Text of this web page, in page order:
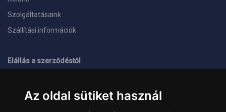
Az oldal sütiket használ
Szolgáltatásaink
Szállítási információk
Elállás a szerződéstől
+36 1 445 4161